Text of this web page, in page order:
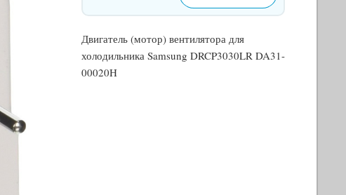
Двигатель (мотор) вентилятора для
холодильника Samsung DRCP3030LR DA31-
00020H